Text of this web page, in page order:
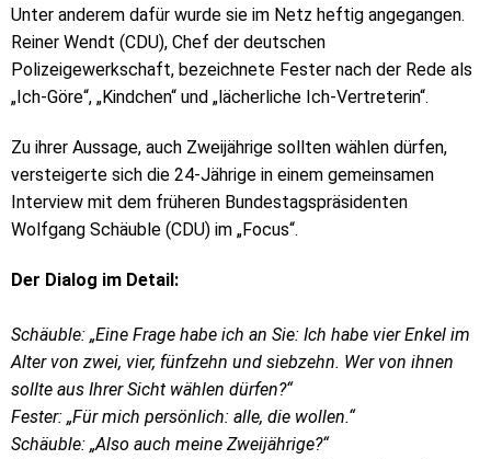
Unter anderem dafür wurde sie im Netz heftig angegangen.
Reiner Wendt (CDU), Chef der deutschen
Polizeigewerkschaft, bezeichnete Fester nach der Rede als
„Ich-Göre“, „Kindchen“ und „lächerliche Ich-Vertreterin“.
Zu ihrer Aussage, auch Zweijährige sollten wählen dürfen,
versteigerte sich die 24-Jährige in einem gemeinsamen
Interview mit dem früheren Bundestagspräsidenten
Wolfgang Schäuble (CDU) im „Focus“.
Der Dialog im Detail:
Schäuble: „Eine Frage habe ich an Sie: Ich habe vier Enkel im
Alter von zwei, vier, fünfzehn und siebzehn. Wer von ihnen
sollte aus Ihrer Sicht wählen dürfen?“
Fester: „Für mich persönlich: alle, die wollen.“
Schäuble: „Also auch meine Zweijährige?“